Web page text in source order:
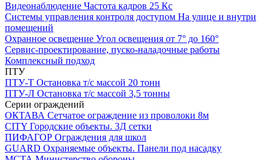
Видеонаблюдение Частота кадров 25 Кс
Системы управления контроля доступом На улице и внутри
помещений
Охранное освещение Угол освещения от 7° до 160°
Сервис-проектирование, пуско-наладочные работы
Комплексный подход
ПТУ
ПТУ-Т Остановка т/c массой 20 тонн
ПТУ-Л Остановка т/c массой 3,5 тонны
Серии ограждений
ОКТАВА Сетчатое ограждение из проволоки 8м
CITY Городские объекты. 3Д сетки
ПИФАГОР Ограждения для школ
GUARD Охраняемые объекты. Панели под насадку